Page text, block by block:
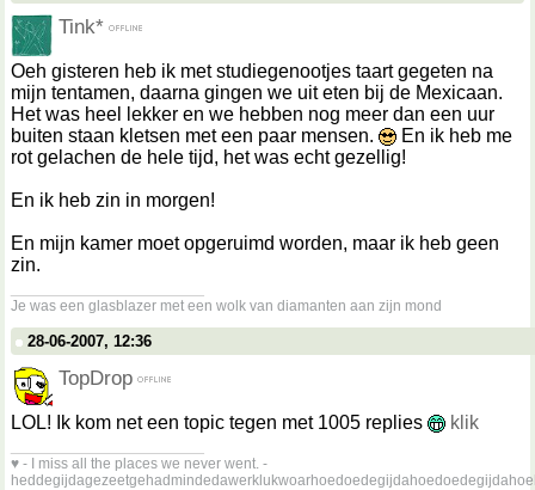
Tink*
Oeh gisteren heb ik met studiegenootjes taart gegeten na
mijn tentamen, daarna gingen we uit eten bij de Mexicaan.
Het was heel lekker en we hebben nog meer dan een uur
buiten staan kletsen met een paar mensen.
En ik heb me
rot gelachen de hele tijd, het was echt gezellig!
En ik heb zin in morgen!
En mijn kamer moet opgeruimd worden, maar ik heb geen
zin.
Je was een glasblazer met een wolk van diamanten aan zijn mond
28-06-2007, 12:36
TopDrop
LOL! Ik kom net een topic tegen met 1005 replies
klik
♥ - I miss all the places we never went. -